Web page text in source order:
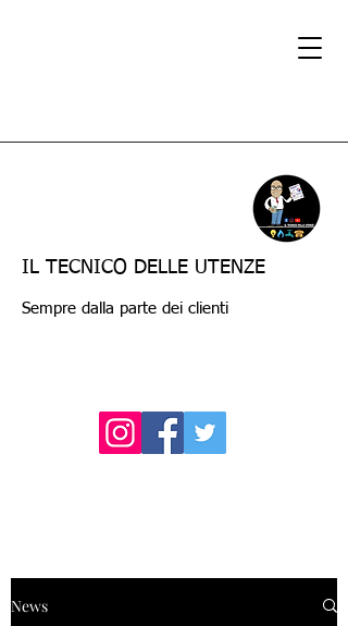
IL TECNICO DELLE UTENZE
Sempre dalla parte dei clienti
News